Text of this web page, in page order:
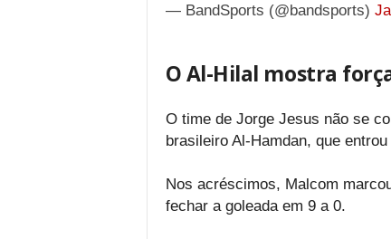
— BandSports (@bandsports)
O Al-Hilal mostra
O time de Jorge Jesus não se
brasileiro Al-Hamdan, que
Nos acréscimos, Malcom
fechar a goleada em 9 a 0.